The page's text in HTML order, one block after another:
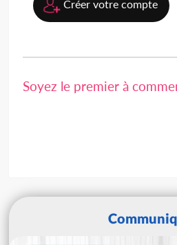
Créer votre compte
Soyez le premier à